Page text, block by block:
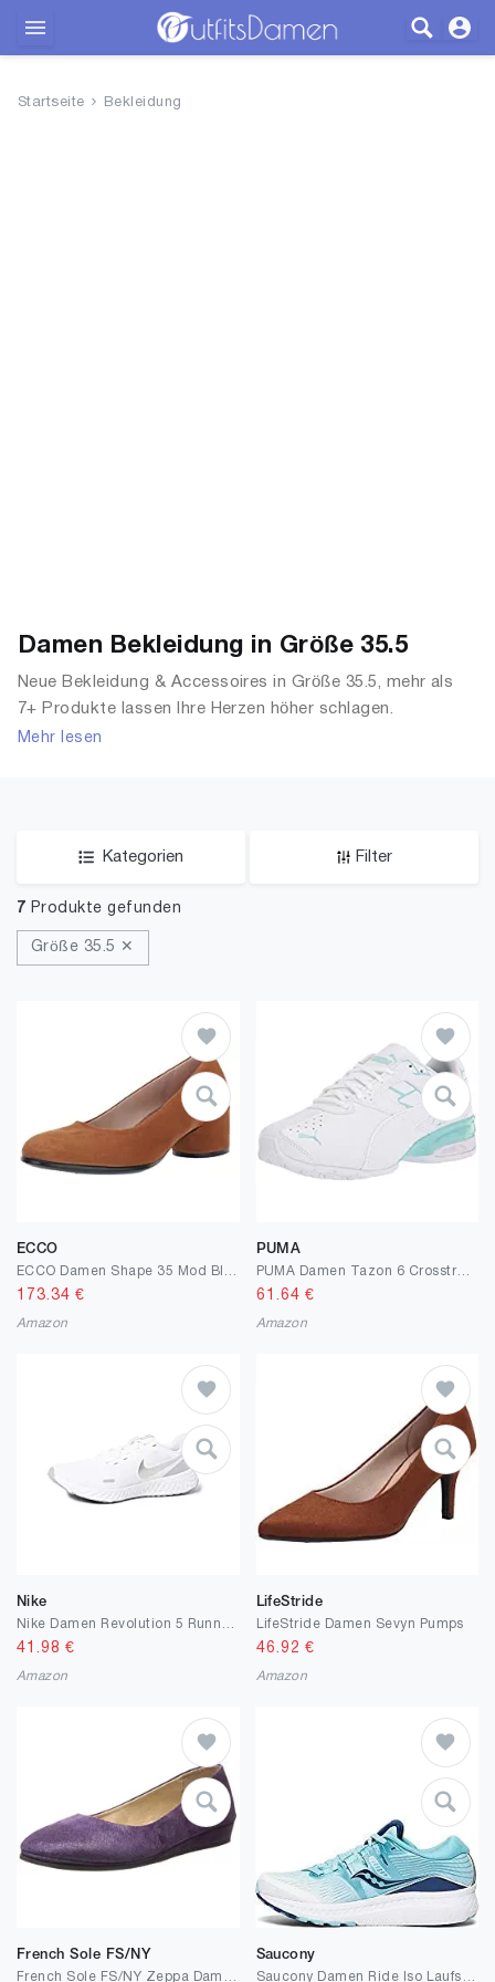
Startseite Bekleidung
Damen Bekleidung in Größe 35.5
Neue Bekleidung & Accessoires in Größe 35.5, mehr als
7+ Produkte lassen Ihre Herzen höher schlagen.
Entdecken Sie unsere Auswahl an Tops, T-Shirts,
Mehr lesen
Kategorien Filter
7 Produkte gefunden
Größe 35.5 ✕
ECCO
173.34 €
Amazon
PUMA
PUMA Damen Tazon 6 Crosstrainer
61.64 €
Amazon
Nike
41.98 €
Amazon
LifeStride
LifeStride Damen Sevyn Pumps
46.92 €
Amazon
French Sole FS/NY
Saucony